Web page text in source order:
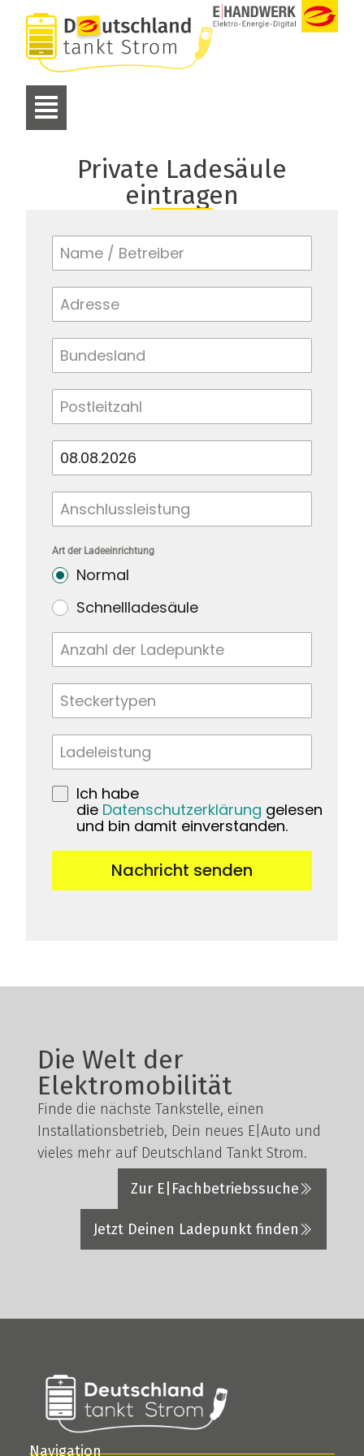
Private Ladesäule
eintragen
Art der Ladeeinrichtung
Normal
Schnellladesäule
Ich habe
die Datenschutzerklärung gelesen
und bin damit einverstanden.
Nachricht senden
Die Welt der
Elektromobilität
Finde die nächste Tankstelle, einen
Installationsbetrieb, Dein neues E|Auto und
vieles mehr auf Deutschland Tankt Strom.
Zur E|Fachbetriebssuche
Jetzt Deinen Ladepunkt finden
Navigation